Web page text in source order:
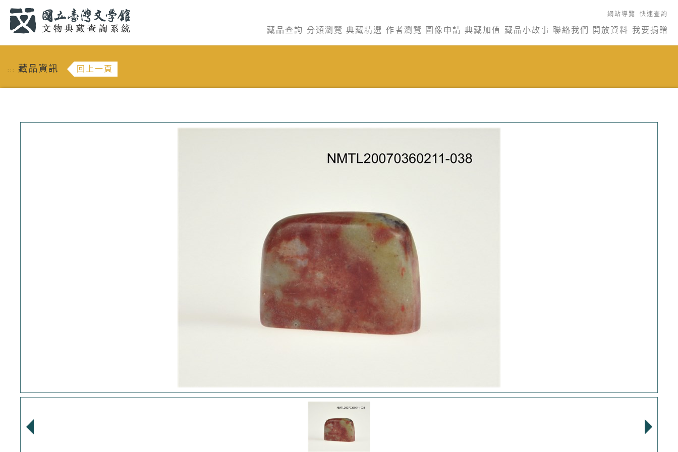
網站導覽 快速查詢
藏品查詢 分類瀏覽 典藏精選 作者瀏覽 圖像申請 典藏加值 藏品小故事 聯絡我們 開放資料 我要捐贈
::: 藏品資訊 回上一頁